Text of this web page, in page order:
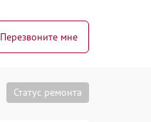
Перезвоните мне
Статус ремонта